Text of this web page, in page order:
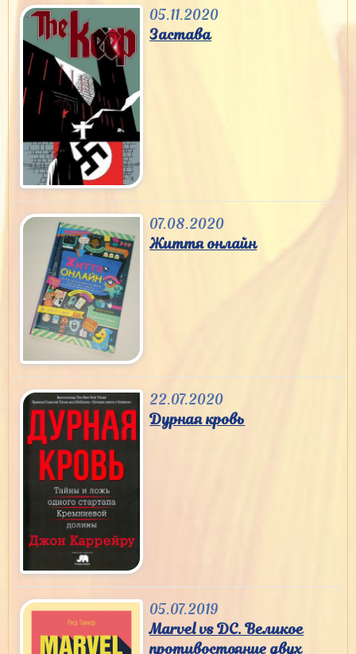
05.11.2020
Застава
07.08.2020
Життя онлайн
22.07.2020
Дурная кровь
05.07.2019
Marvel vs DC. Великое
противостояние двух